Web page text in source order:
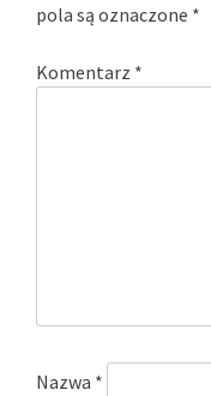
pola są oznaczone *
Komentarz *
Nazwa *